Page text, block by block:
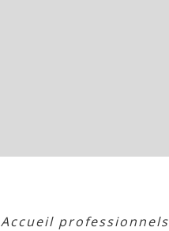
Accueil professionnels